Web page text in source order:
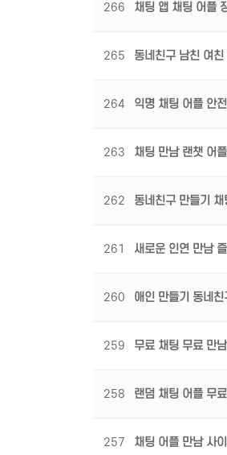
266 채팅 앱 채팅 어플
265 동네친구 남친 여
264 익명 채팅 어플 안
263 채팅 만남 랜챗 어
262 동네친구 만들기
261 새로운 인연 만남
260 애인 만들기 동네
259 무료 채팅 무료 만
258 랜덤 채팅 어플 무
257 채팅 어플 만남 사